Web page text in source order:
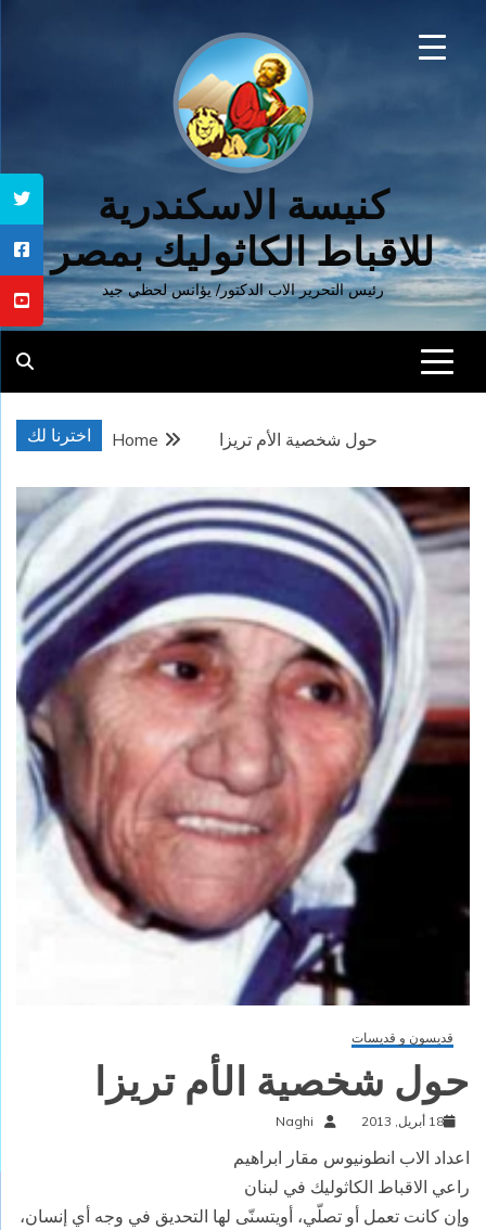
كنيسة الاسكندرية
للاقباط الكاثوليك بمصر
رئيس التحرير الاب الدكتور/ يؤانس لحظي جيد
اخترنا لك Home حول شخصية الأم تريزا
قديسون و قديسات
حول شخصية الأم تريزا
18 أبريل, 2013 Naghi
اعداد الاب انطونيوس مقار ابراهيم
راعي الاقباط الكاثوليك في لبنان
وإن كانت تعمل أو تصلّي، أويتسنّى لها التحديق في وجه أي إنسان،